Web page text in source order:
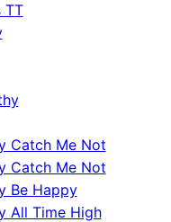
TT
Catch Me Not
Catch Me Not
Be Happy
All Time High